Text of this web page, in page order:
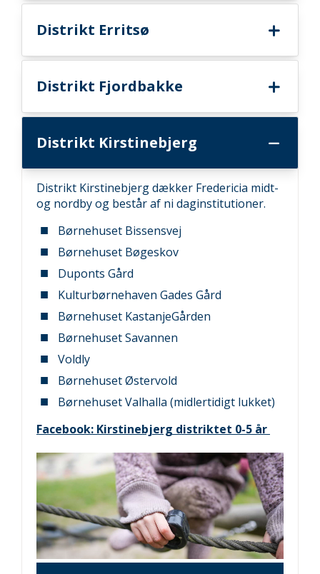
Distrikt Erritsø
Distrikt Fjordbakke
Distrikt Kirstinebjerg
Distrikt Kirstinebjerg dækker Fredericia midt-
og nordby og består af ni daginstitutioner.
Børnehuset Bissensvej
Børnehuset Bøgeskov
Duponts Gård
Kulturbørnehaven Gades Gård
Børnehuset KastanjeGården
Børnehuset Savannen
Voldly
Børnehuset Østervold
Børnehuset Valhalla (midlertidigt lukket)
Facebook: Kirstinebjerg distriktet 0-5 år
Billede